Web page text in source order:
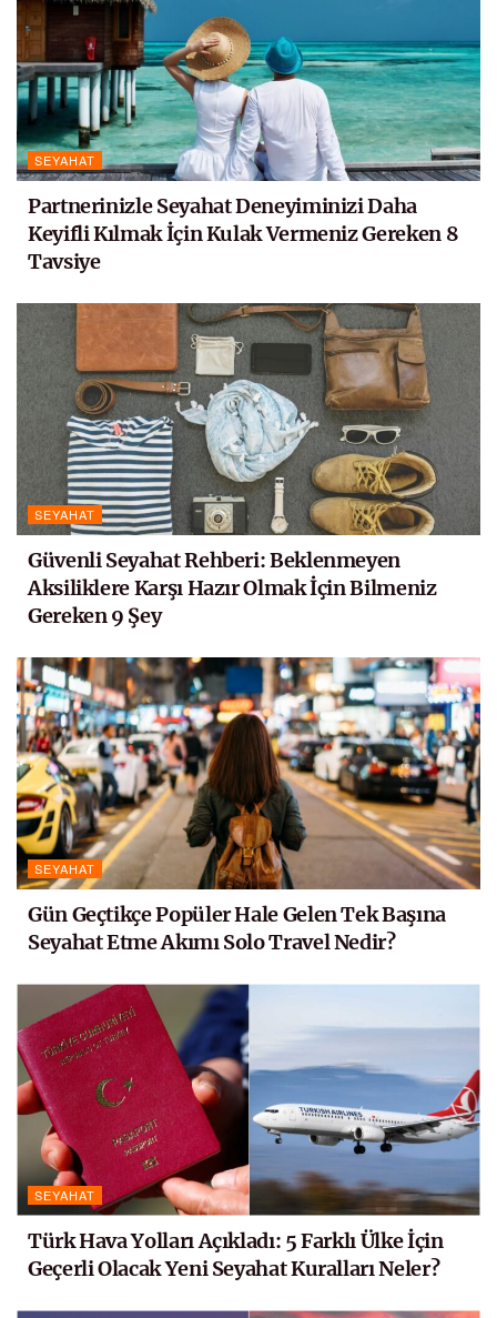
SEYAHAT
Partnerinizle Seyahat Deneyiminizi Daha
Keyifli Kılmak İçin Kulak Vermeniz Gereken 8
Tavsiye
SEYAHAT
Güvenli Seyahat Rehberi: Beklenmeyen
Aksiliklere Karşı Hazır Olmak İçin Bilmeniz
Gereken 9 Şey
SEYAHAT
Gün Geçtikçe Popüler Hale Gelen Tek Başına
Seyahat Etme Akımı Solo Travel Nedir?
SEYAHAT
Türk Hava Yolları Açıkladı: 5 Farklı Ülke İçin
Geçerli Olacak Yeni Seyahat Kuralları Neler?